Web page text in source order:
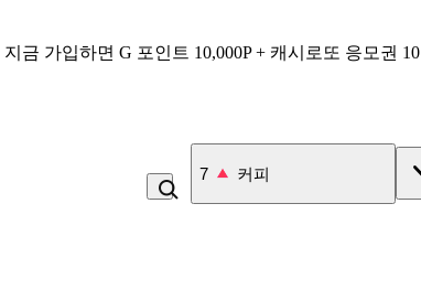
지금 가입하면 G 포인트 10,000P + 캐시로또 응모권
8 백반